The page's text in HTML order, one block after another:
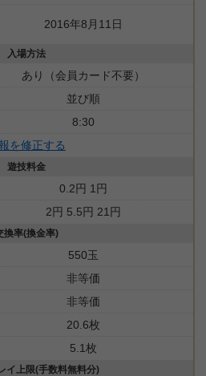
2016年8月11日
入場方法
あり（会員カード不要）
並び順
8:30
を修正する
遊技料金
0.2円 1円
2円 5.5円 21円
換率(換金率)
550玉
非等価
非等価
20.6枚
5.1枚
イ上限(手数料無料分)